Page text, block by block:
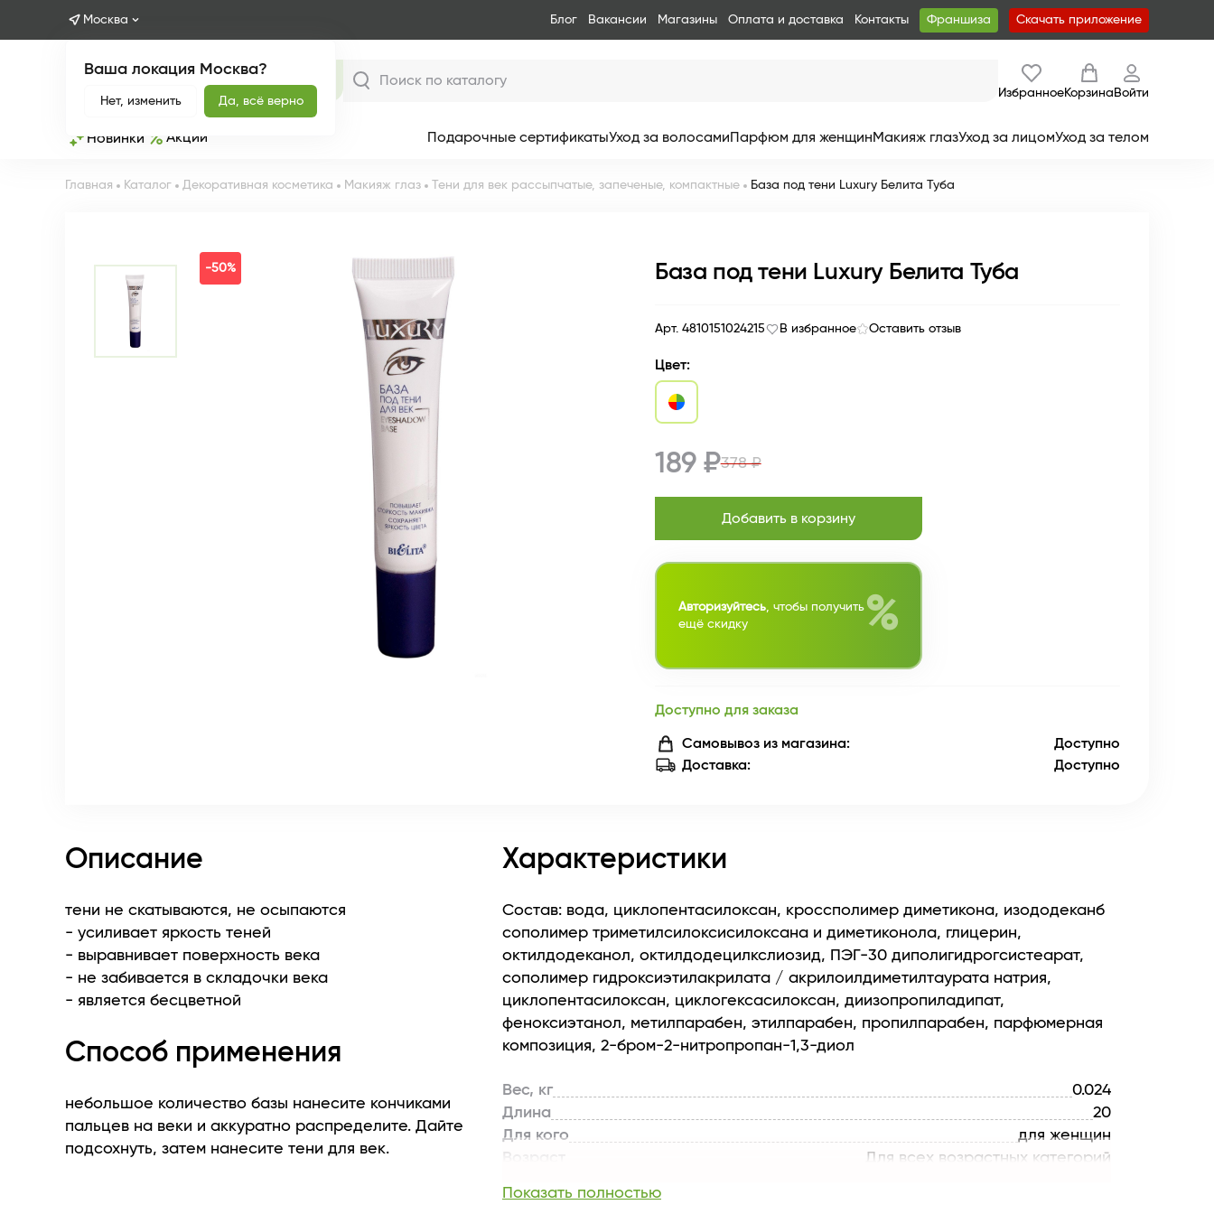
Москва Блог Вакансии Магазины Оплата и доставка Контакты Франшиза Скачать приложение
Ваша локация Москва?
Нет, изменить Да, всё верно
ИзбранноеКорзина Войти
Новинки Акции Подарочные сертификатыУход за волосамиПарфюм для женщинМакияж глазУход за лицомУход за телом
Главная Каталог Декоративная косметика Макияж глаз Тени для век рассыпчатые, запеченые, компактные База под тени Luxury Белита Туба
-50% База под тени Luxury Белита Туба
Арт. 4810151024215 В избранное Оставить отзыв
Цвет:
189 ₽378 ₽
Добавить в корзину
Авторизуйтесь , чтобы получить
ещё скидку
%
Доступно для заказа
Самовывоз из магазина:
Доступно
Доставка:
Доступно
Описание
тени не скатываются, не осыпаются
- усиливает яркость теней
- выравнивает поверхность века
- не забивается в складочки века
- является бесцветной
Способ применения
небольшое количество базы нанесите кончиками
пальцев на веки и аккуратно распределите. Дайте
подсохнуть, затем нанесите тени для век.
Характеристики
Состав: вода, циклопентасилоксан, кроссполимер диметикона, изододеканб
сополимер триметилсилоксисилоксана и диметиконола, глицерин,
октилдодеканол, октилдодецилкслиозид, ПЭГ-30 диполигидрогсистеарат,
сополимер гидроксиэтилакрилата / акрилоилдиметилтаурата натрия,
циклопентасилоксан, циклогексасилоксан, диизопропиладипат,
феноксиэтанол, метилпарабен, этилпарабен, пропилпарабен, парфюмерная
композиция, 2-бром-2-нитропропан-1,3-диол
Вес, кг
0.024
Длина
20
Для кого
для женщин
Возраст
Для всех возрастных категорий
Линейка
Показать полностью